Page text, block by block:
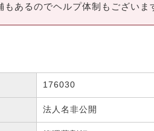
もあるのでヘルプ体制もございま
176030
法人名非公開